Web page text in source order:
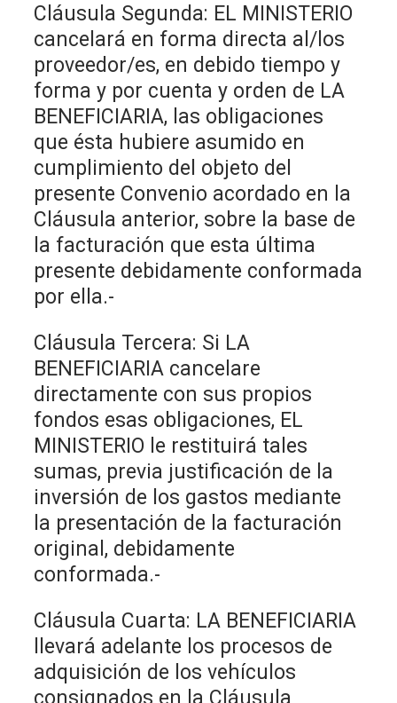
Cláusula Segunda: EL MINISTERIO
cancelará en forma directa al/los
proveedor/es, en debido tiempo y
forma y por cuenta y orden de LA
BENEFICIARIA, las obligaciones
que ésta hubiere asumido en
cumplimiento del objeto del
presente Convenio acordado en la
Cláusula anterior, sobre la base de
la facturación que esta última
presente debidamente conformada
por ella.-
Cláusula Tercera: Si LA
BENEFICIARIA cancelare
directamente con sus propios
fondos esas obligaciones, EL
MINISTERIO le restituirá tales
sumas, previa justificación de la
inversión de los gastos mediante
la presentación de la facturación
original, debidamente
conformada.-
Cláusula Cuarta: LA BENEFICIARIA
llevará adelante los procesos de
adquisición de los vehículos
consignados en la Cláusula